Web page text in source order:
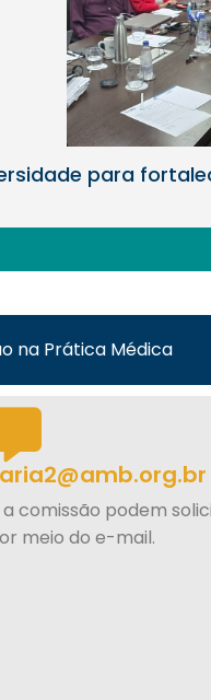
para
na Prática Médica
comissão podem
meio do e-mail.